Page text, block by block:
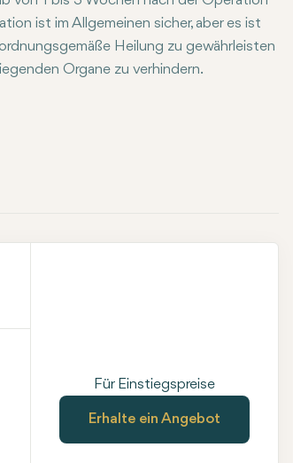
ist im Allgemeinen sicher, aber es ist
Heilung zu gewährleisten
Organe zu verhindern.
Für Einstiegspreise
Erhalte ein Angebot